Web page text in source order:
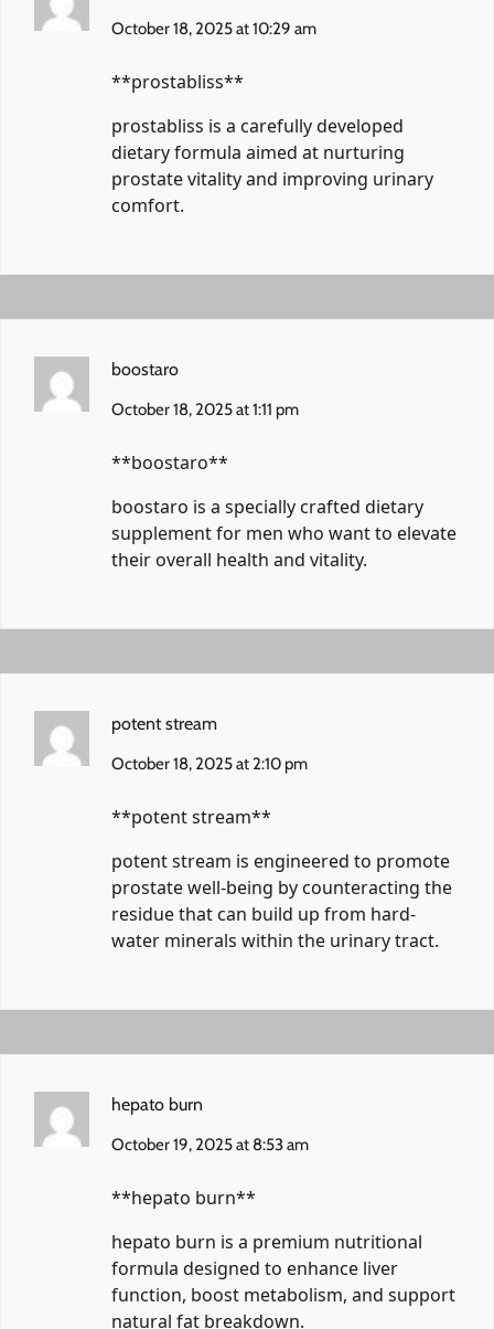
October 18, 2025 at 10:29 am
** prostabliss**
prostabliss is a carefully developed
dietary formula aimed at nurturing
prostate vitality and improving urinary
comfort.
boostaro
October 18, 2025 at 1:11 pm
**boostaro**
boostaro is a specially crafted dietary
supplement for men who want to elevate
their overall health and vitality.
potent stream
October 18, 2025 at 2:10 pm
**potent stream**
potent stream is engineered to promote
prostate well-being by counteracting the
residue that can build up from hard-
water minerals within the urinary tract.
hepato burn
October 19, 2025 at 8:53 am
**hepato burn**
hepato burn is a premium nutritional
formula designed to enhance liver
function, boost metabolism, and support
natural fat breakdown.